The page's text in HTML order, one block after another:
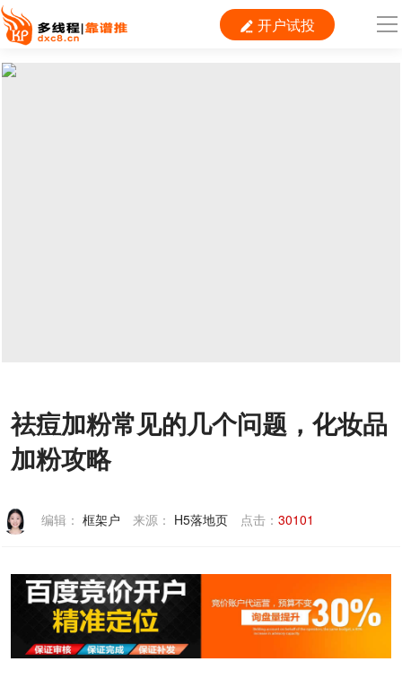
 开户试投
导
联系我们
祛痘加粉常见的几个问题，化妆品
加粉攻略
编辑： 框架户 来源： H5落地页 点击： 30101